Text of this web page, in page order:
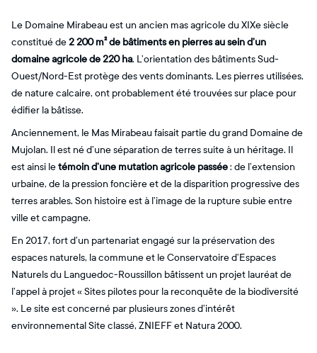
Le Domaine Mirabeau est un ancien mas agricole du XIXe siècle
constitué de2 200 m² de bâtiments en pierres au sein d’un
domaine agricole de 220 ha. L’orientation des bâtiments Sud-
Ouest/Nord-Est protège des vents dominants. Les pierres utilisées,
de nature calcaire, ont probablement été trouvées sur place pour
édifier la bâtisse.
Anciennement, le Mas Mirabeau faisait partie du grand Domaine de
Mujolan. Il est né d’une séparation de terres suite à un héritage. Il
est ainsi letémoin d’une mutation agricole passée: de l’extension
urbaine, de la pression foncière et de la disparition progressive des
terres arables. Son histoire est à l’image de la rupture subie entre
ville et campagne.
En 2017, fort d’un partenariat engagé sur la préservation des
espaces naturels, la commune et le Conservatoire d’Espaces
Naturels du Languedoc-Roussillon bâtissent un projet lauréat de
l’appel à projet « Sites pilotes pour la reconquête de la biodiversité
». Le site est concerné par plusieurs zones d’intérêt
environnemental Site classé, ZNIEFF et Natura 2000.